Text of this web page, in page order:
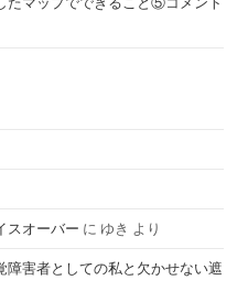
スオーバー に ゆき より
障害者としての私と欠かせない遮